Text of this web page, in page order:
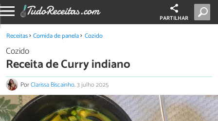
PARTILHAR
Receitas Comida de panela Cozido
Cozido
Receita de Curry indiano
PorClarissa Biscainho.3 julho 2025